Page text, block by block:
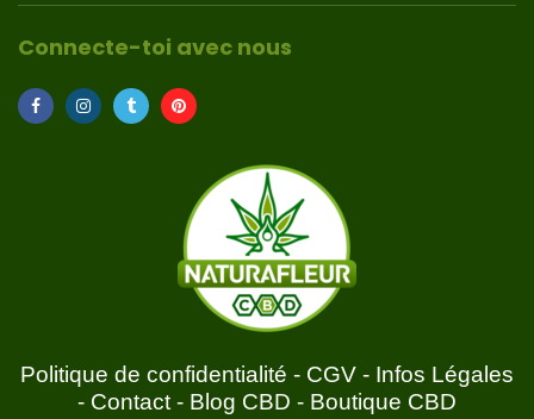
Connecte-toi avec nous
Politique de confidentialité - CGV - Infos Légales
- Contact - Blog CBD - Boutique CBD